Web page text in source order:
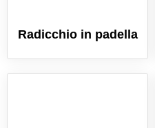
Radicchio in padella